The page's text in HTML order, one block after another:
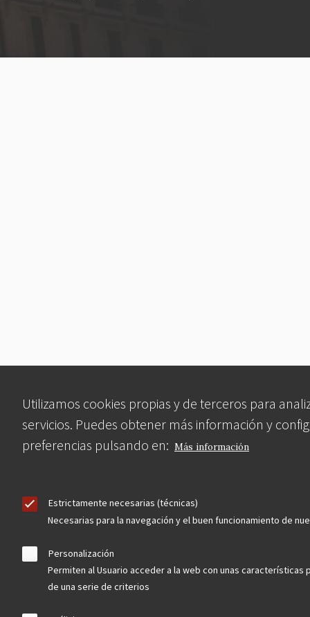
Utilizamos cookies propias y de terceros para
servicios. Puedes obtener más información y
preferencias pulsando en: Más información
Estrictamente necesarias (técnicas)
Necesarias para la navegación y el buen funcionamiento de
Personalización
Permiten al Usuario acceder a la web con unas características
de una serie de criterios
legal